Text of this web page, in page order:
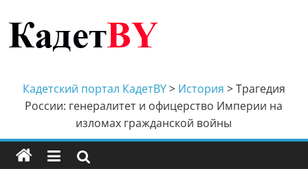
содержимому
Кадетский
портал
КадетBY
Кадетство
Кадетский портал КадетBY> История >Трагедия
России: генералитет и офицерство Империи на
изломах гражданской войны